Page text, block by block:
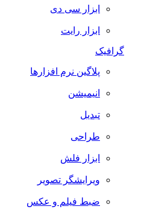
ابزار سی دی
ابزار رایت
گرافیک
پلاگین نرم افزارها
انیمیشن
تبدیل
طراحی
ابزار فلش
ویرایشگر تصویر
ضبط فيلم و عكس